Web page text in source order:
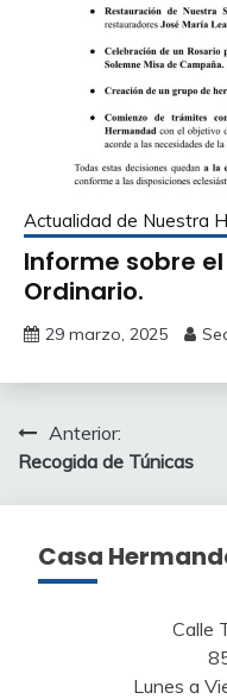
Actualidad de Nuestra
Informe sobre
Ordinario.
29 marzo, 2025
Navegación
de
Anterior:
Recogida de Túnicas
Casa
Calle
Lunes a